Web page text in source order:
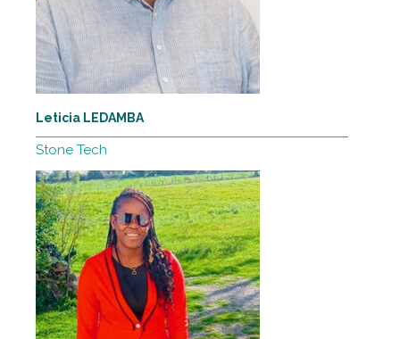
Leticia LEDAMBA
Stone Tech